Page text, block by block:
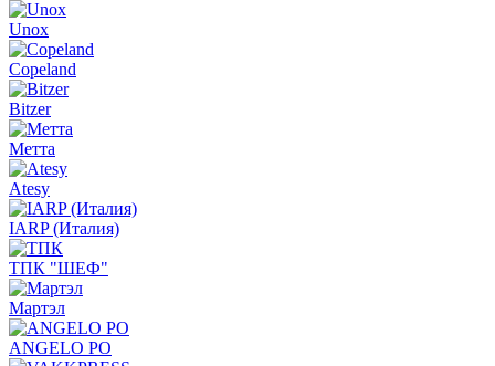
Unox
Copeland
Bitzer
Метта
Atesy
IARP (Италия)
ТПК "ШЕФ"
Мартэл
ANGELO PO